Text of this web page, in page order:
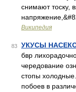
снимают тоску,
Википедия
83 УКУСЫ
бвр
чередование
стопы
побоев в